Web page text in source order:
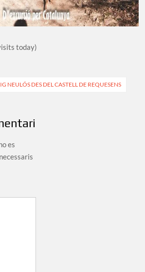
today)
NEULÓS DES DEL CASTELL DE REQUESENS
es